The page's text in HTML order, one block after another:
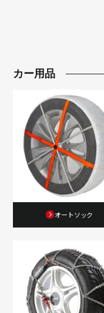
カー用品
オートソック